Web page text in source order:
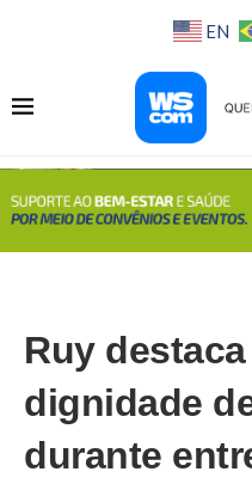
EN
Ruy
dignidade
durante